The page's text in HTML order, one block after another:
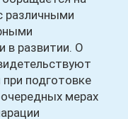
различными
в развитии. О
подготовке
мерах